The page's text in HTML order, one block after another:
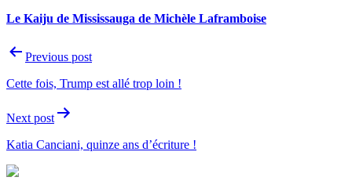
Le Kaiju de Mississauga de Michèle Laframboise
Navigation
l'article
Previous post
Cette fois, Trump est allé trop loin !
Next post
Katia Canciani, quinze ans d’écriture !